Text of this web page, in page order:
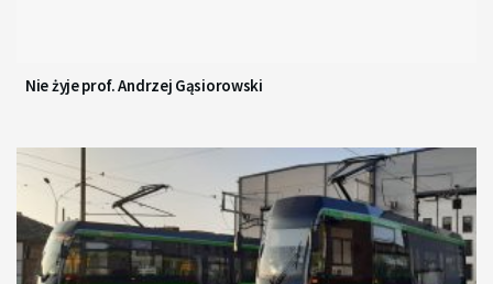
Nie żyje prof. Andrzej Gąsiorowski